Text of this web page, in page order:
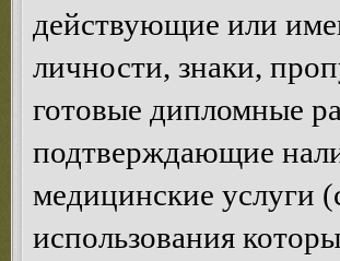
действующие или
личности, знаки,
готовые дипломные
подтверждающие
медицинские услуги
использования